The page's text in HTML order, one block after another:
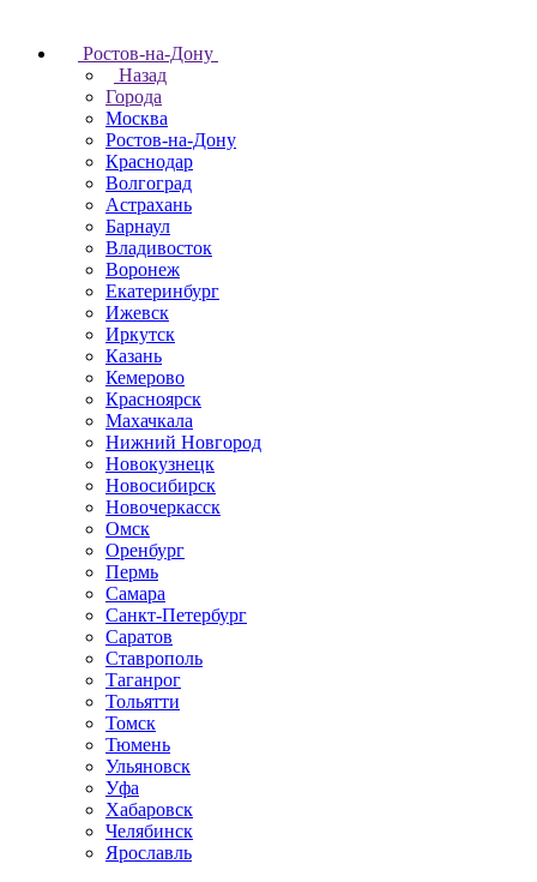
Ростов-на-Дону
Назад
Города
Москва
Ростов-на-Дону
Краснодар
Волгоград
Астрахань
Барнаул
Владивосток
Воронеж
Екатеринбург
Ижевск
Иркутск
Казань
Кемерово
Красноярск
Махачкала
Нижний Новгород
Новокузнецк
Новосибирск
Новочеркаcск
Омск
Оренбург
Пермь
Самара
Санкт-Петербург
Саратов
Ставрополь
Таганрог
Тольятти
Томск
Тюмень
Ульяновск
Уфа
Хабаровск
Челябинск
Ярославль